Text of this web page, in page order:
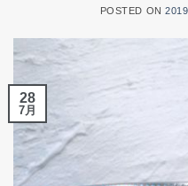
POSTED ON
28
7月